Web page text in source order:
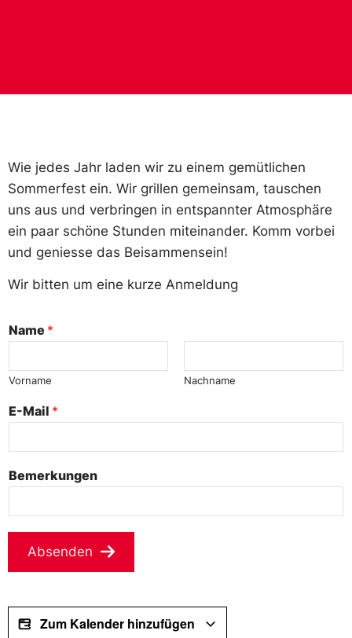
Wie jedes Jahr laden wir zu einem gemütlichen
Sommerfest ein. Wir grillen gemeinsam, tauschen
uns aus und verbringen in entspannter Atmosphäre
ein paar schöne Stunden miteinander. Komm vorbei
und geniesse das Beisammensein!
Wir bitten um eine kurze Anmeldung
Name *
Vorname Nachname
E-Mail *
Bemerkungen
Absenden
Zum Kalender hinzufügen